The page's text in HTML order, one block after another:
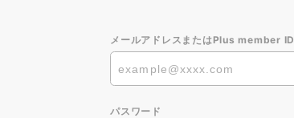
メールアドレスまたはPlus member ID
パスワード